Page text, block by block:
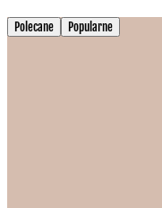
Polecane Popularne